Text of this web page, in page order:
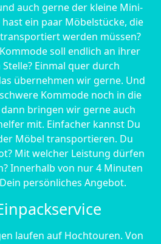
auch gerne der kleine Mini-
ein paar Möbelstücke, die
werden müssen?
soll endlich an ihrer
Einmal quer durch
übernehmen wir gerne. Und
Kommode noch in die
bringen wir gerne auch
mit. Einfacher kannst Du
Möbel transportieren. Du
Mit welcher Leistung dürfen
Innerhalb von nur 4 Minuten
persönliches Angebot.
laufen auf Hochtouren. Von